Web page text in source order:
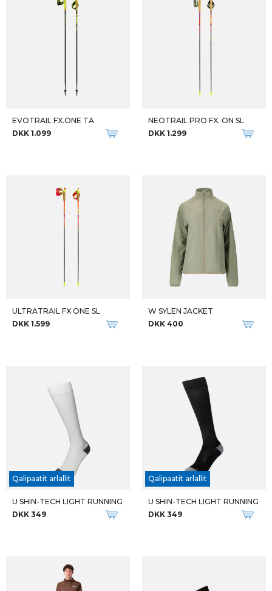
EVOTRAIL FX.ONE TA
DKK 1.099
NEOTRAIL PRO FX. ON SL
DKK 1.299
ULTRATRAIL FX ONE SL
DKK 1.599
W SYLEN JACKET
DKK 400
Qalipaatit arlallit
U SHIN-TECH LIGHT RUNNING
DKK 349
Qalipaatit arlallit
U SHIN-TECH LIGHT RUNNING
DKK 349